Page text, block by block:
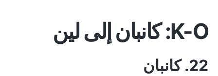
K-O: كانبان إلى لين
22. كانبان